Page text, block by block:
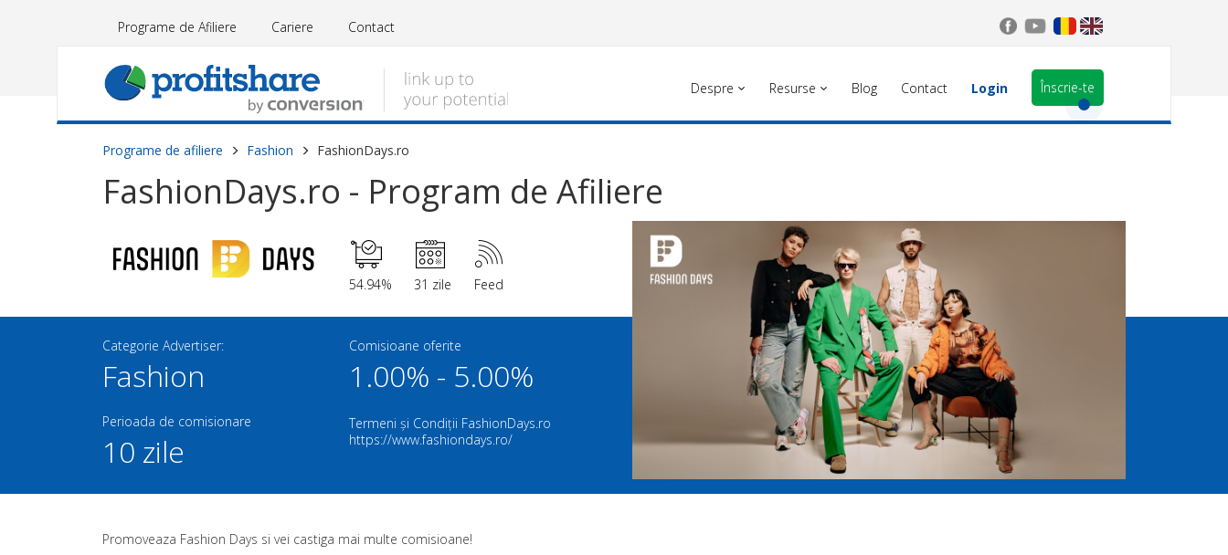
Programe de Afiliere Cariere Contact
Despre Resurse Blog Contact Login Înscrie-te
Programe de afiliere Fashion FashionDays.ro
FashionDays.ro - Program de Afiliere
54.94% 31 zile Feed
Categorie Advertiser:
Fashion
Perioada de comisionare
10 zile
Comisioane oferite
1.00% - 5.00%
Termeni și Condiții FashionDays.ro
https://www.fashiondays.ro/
Promoveaza Fashion Days si vei castiga mai multe comisioane!